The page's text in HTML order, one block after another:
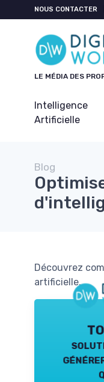
NOUS CONTACTER
LE MÉDIA DES
Intelligence
Artificielle
Blog
Découvrez
artificielle.
Panneau de gestion